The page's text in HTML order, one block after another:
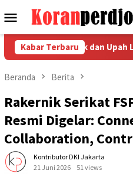
ke
Menu
Mobile
Kabar Terbaru
Pajak dan Upah Lembur
Beranda Berita
Rakernik Serikat
Resmi Digelar:
Collaboration,
Kontributor DKI Jakarta
21 Juni 2026
51 views